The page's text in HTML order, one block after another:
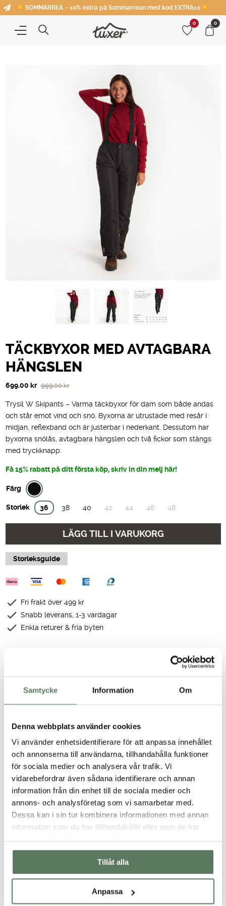
Samtycke Information Om
Denna webbplats använder cookies
Vi använder enhetsidentifierare för att anpassa innehållet
och annonserna till användarna, tillhandahålla funktioner
för sociala medier och analysera vår trafik. Vi
vidarebefordrar även sådana identifierare och annan
information från din enhet till de sociala medier och
annons- och analysföretag som vi samarbetar med.
Dessa kan i sin tur kombinera informationen med annan
information som du har tillhandahållit eller som de har
Tillåt alla
Anpassa
SOMMARREA – 10% extra på Sommarrean med kod EXTRA10
0 0
TÄCKBYXOR MED AVTAGBARA
HÄNGSLEN
999.00kr
Det
priset
var:
999.00 kr.
699.00 kr
Det
priset
är:
699.00 kr.
Trysil W Skipants – Varma täckbyxor för dam som både andas
och står emot vind och snö. Byxorna är utrustade med resår i
midjan, reflexband och är justerbar i nederkant. Dessutom har
byxorna snölås, avtagbara hängslen och två fickor som stängs
med tryckknapp.
Få 15% rabatt på ditt första köp, skriv in din melj här!
Storlek 36 38 40 42 44 46 48
Färg
LÄGG TILL I VARUKORG
Storleksguide
Fri frakt över 499 kr
Snabb leverans, 1-3 vardagar
Enkla returer & fria byten
Kvalitet & egenskaper
Passform
Du kanske också gillar …